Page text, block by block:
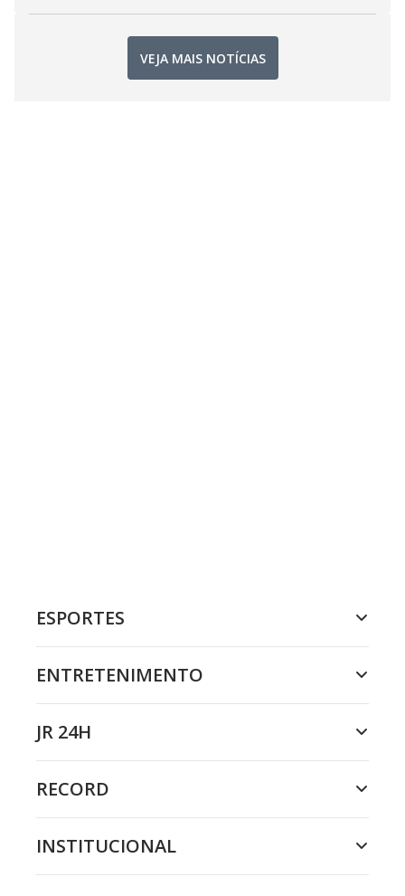
VEJA MAIS NOTÍCIAS
ESPORTES
ENTRETENIMENTO
JR 24H
RECORD
INSTITUCIONAL